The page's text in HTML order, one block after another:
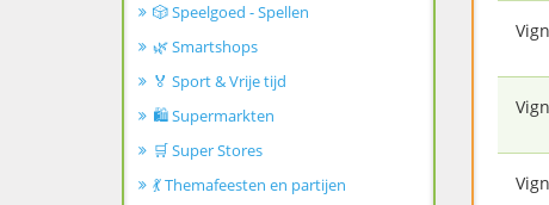
🎲 Speelgoed - Spellen
🌿 Smartshops
🏅 Sport & Vrije tijd
🛍️ Supermarkten
🛒 Super Stores
💃 Themafeesten en partijen